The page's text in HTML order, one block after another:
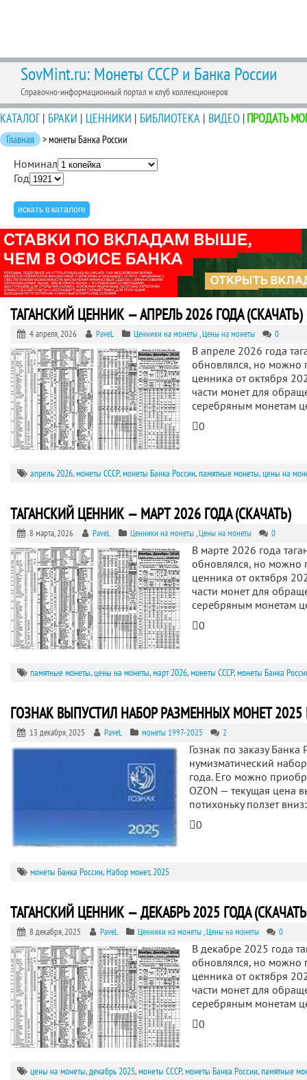
SovMint.ru: Монеты СССР и Банка России
Справочно-информационный портал и клуб коллекционеров
КАТАЛОГ| БРАКИ | ЦЕННИКИ | БИБЛИОТЕКА | ВИДЕО |ПРОДАТЬ
Главная > монеты Банка России
Номинал
Год
ТАГАНСКИЙ ЦЕННИК — АПРЕЛЬ 2026 ГОДА (СКАЧАТЬ)
4 апреля, 2026 PaveL Ценники на монеты,Цены на монеты 0
В апреле 2026 года
обновлялся, но можно
ценника от октября
части монет для
серебряным монетам
0
апрель 2026,монеты СССР,монеты Банка России,памятные монеты,цены на
ТАГАНСКИЙ ЦЕННИК — МАРТ 2026 ГОДА (СКАЧАТЬ)
8 марта, 2026 PaveL Ценники на монеты,Цены на монеты 0
В марте 2026 года
обновлялся, но можно
ценника от октября
части монет для
серебряным монетам
0
памятные монеты,цены на монеты,март 2026,монеты СССР,монеты Банка
ГОЗНАК ВЫПУСТИЛ НАБОР РАЗМЕННЫХ МОНЕТ 2025
13 декабря, 2025 PaveL монеты 1997-2025 2
Гознак по заказу Банка
нумизматический
года. Его можно
OZON — текущая цена
потихоньку ползет
0
монеты Банка России,Набор монет,2025
ТАГАНСКИЙ ЦЕННИК — ДЕКАБРЬ 2025 ГОДА
8 декабря, 2025 PaveL Ценники на монеты,Цены на монеты 0
В декабре 2025 года
обновлялся, но можно
ценника от октября
части монет для
серебряным монетам
0
цены на монеты,декабрь 2025,монеты СССР,монеты Банка России,памятные